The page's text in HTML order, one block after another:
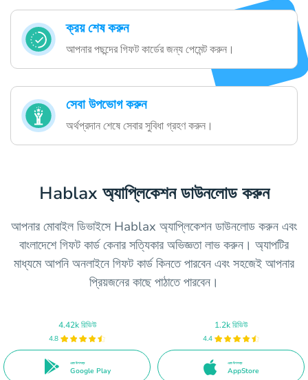
ক্রয় শেষ করুন
আপনার পছন্দের গিফট কার্ডের জন্য পেমেন্ট করুন।
সেবা উপভোগ করুন
অর্থপ্রদান শেষে সেবার সুবিধা গ্রহণ করুন।
Hablax অ্যাপ্লিকেশন ডাউনলোড করুন
আপনার মোবাইল ডিভাইসে Hablax অ্যাপ্লিকেশন ডাউনলোড করুন এবং
বাংলাদেশে গিফট কার্ড কেনার সত্যিকার অভিজ্ঞতা লাভ করুন। অ্যাপটির
মাধ্যমে আপনি অনলাইনে গিফট কার্ড কিনতে পারবেন এবং সহজেই আপনার
প্রিয়জনের কাছে পাঠাতে পারবেন।
4.42k রিভিউ
4.8
এতে উপলব্ধ
Google Play
1.2k রিভিউ
4.4
এতে উপলব্ধ
AppStore